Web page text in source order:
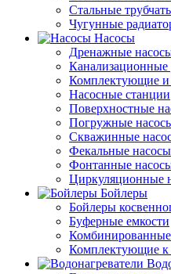
Стальные
Чугунные
Насосы
Дренажные
Канализационные
Комплектующие и
Насосные станции
Поверхностные
Погружные
Скважинные
Фекальные насосы
Фонтанные
Циркуляционные
Бойлеры
Бойлеры
Буферные емкости
Комплектующие к